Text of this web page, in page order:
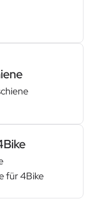
für 4Bike